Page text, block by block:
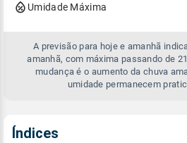
Umidade Máxima
A previsão para hoje e amanhã
amanhã, com máxima passando de
mudança é o aumento da chuva
umidade permanecem
Índices